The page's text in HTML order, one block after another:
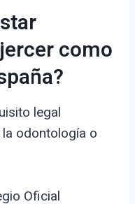
como
legal
odontología o
Oficial